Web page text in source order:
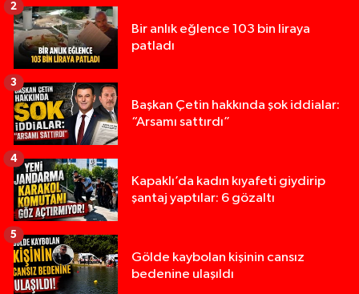
Bir anlık eğlence 103 bin liraya
patladı
2
Başkan Çetin hakkında şok iddialar:
“Arsamı sattırdı”
3
Kapaklı’da kadın kıyafeti giydirip
şantaj yaptılar: 6 gözaltı
4
Gölde kaybolan kişinin cansız
bedenine ulaşıldı
5